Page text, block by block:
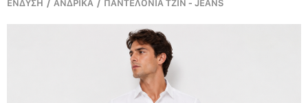
ΕΝΔΥΣΗ / ΑΝΔΡΙΚΑ / ΠΑΝΤΕΛΟΝΙΑ ΤΖΙΝ - JEANS